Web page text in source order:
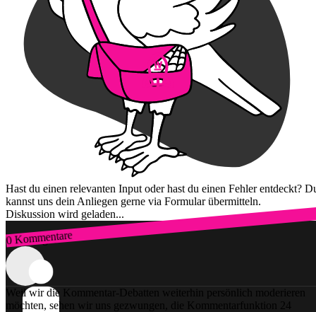
Hast du einen relevanten Input oder hast du einen Fehler entdeckt?
kannst uns dein Anliegen gerne via Formular übermitteln.
Diskussion wird geladen...
0 Kommentare
Zum Login
Weil wir die Kommentar-Debatten weiterhin persönlich moderieren
möchten, sehen wir uns gezwungen, die Kommentarfunktion 24